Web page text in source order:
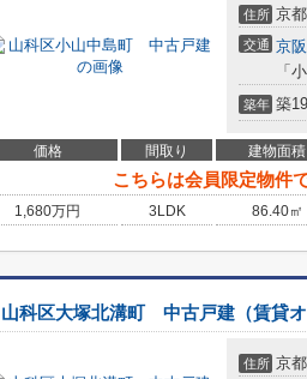
住所 京
交通 京
「
築年 築
価格 間取り 建物面積
こちらは会員限定物件
1,680万円 3LDK 86.40㎡
山科区大塚北溝町 中古戸建（賃貸オ
住所 京